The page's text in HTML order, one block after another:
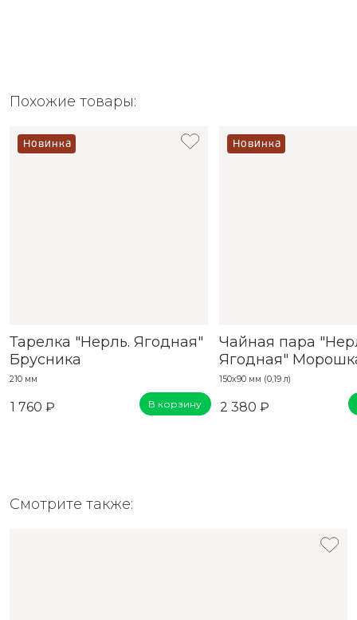
Похожие товары:
Новинка
Тарелка "Нерль. Ягодная"
Брусника
210 мм
1 760 ₽ В корзину
Новинка
Чайная пара
Ягодная"
150x90 мм (0,19 л)
2 380 ₽
Смотрите также: